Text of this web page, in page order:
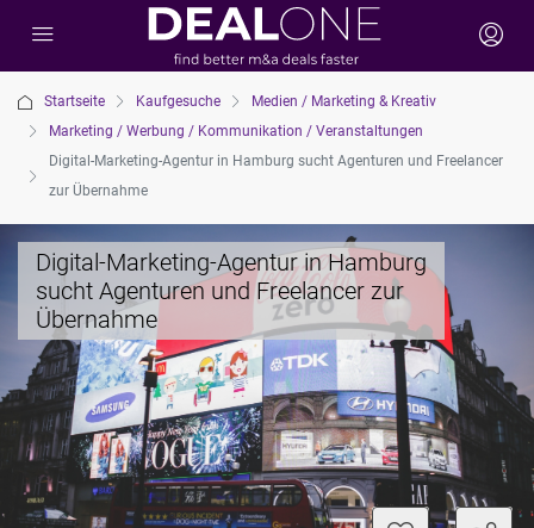
Startseite Kaufgesuche
Medien / Marketing & Kreativ
Marketing / Werbung / Kommunikation / Veranstaltungen
Digital-Marketing-Agentur in Hamburg sucht Agenturen und Freelancer
zur Übernahme
Digital-Marketing-Agentur in Hamburg
sucht Agenturen und Freelancer zur
Übernahme